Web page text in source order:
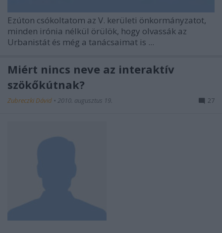
Ezúton csókoltatom az V. kerületi önkormányzatot,
minden irónia nélkül örülök, hogy olvassák az
Urbanistát és még a tanácsaimat is ...
Miért nincs neve az interaktív
szökőkútnak?
Zubreczki Dávid • 2010. augusztus 19. 27